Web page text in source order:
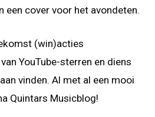
een cover voor het avondeten.
(win)acties
YouTube-sterren en diens
vinden. Al met al een mooi
Quintars Musicblog!